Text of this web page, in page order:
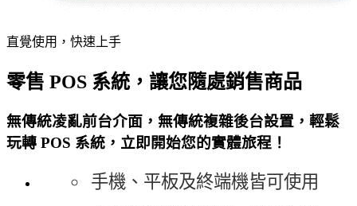
直覺使用，快速上手
零售 POS 系統，讓您隨處銷售商品
無傳統凌亂前台介面，無傳統複雜後台設置，輕鬆
玩轉 POS 系統，立即開始您的實體旅程！
手機、平板及終端機皆可使用